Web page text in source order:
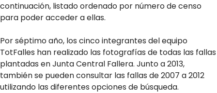
continuación, listado ordenado por número de censo
para poder acceder a ellas.
Por séptimo año, los cinco integrantes del equipo
TotFalles han realizado las fotografías de todas las fallas
plantadas en Junta Central Fallera. Junto a 2013,
también se pueden consultar las fallas de 2007 a 2012
utilizando las diferentes opciones de búsqueda.